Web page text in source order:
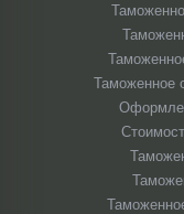
Таможенное